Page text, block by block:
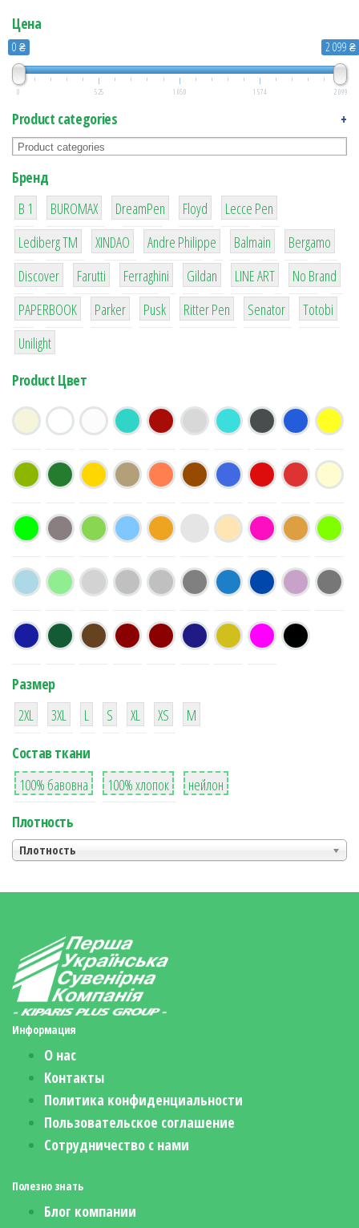
Цена
0 ₴ 2 099 ₴
0 525 1 050 1 574 2 099
Product categories +
Бренд
B 1
1
BUROMAX
1
DreamPen
2
Floyd
2
Lecce Pen
3
Lediberg ТМ
3
XINDAO
1
Andre Philippe
4
Balmain
26
Bergamo
64
Discover
299
Farutti
4
Ferraghini
42
Gildan
4
LINE ART
90
No Brand
8
PAPERBOOK
6
Parker
2
Pusk
22
Ritter Pen
15
Senator
43
Totobi
1
Unilight
Product Цвет
Размер
38
2XL
16
3XL
42
L
42
S
42
XL XS
М
Состав ткани
8
100% бавовна
36
100% хлопок
2
нейлон
Плотность
Плотность
Информация
О нас
Контакты
Политика конфиденциальности
Пользовательское соглашение
Сотрудничество с нами
Полезно знать
Блог компании